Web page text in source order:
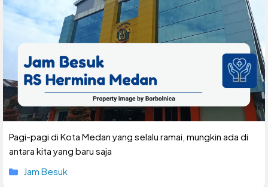
Pagi-pagi di Kota Medan yang selalu ramai, mungkin ada di
antara kita yang baru saja
Kategori
Jam Besuk